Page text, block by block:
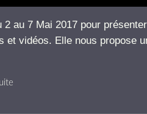
au 7 Mai 2017 pour
vidéos. Elle nous propose